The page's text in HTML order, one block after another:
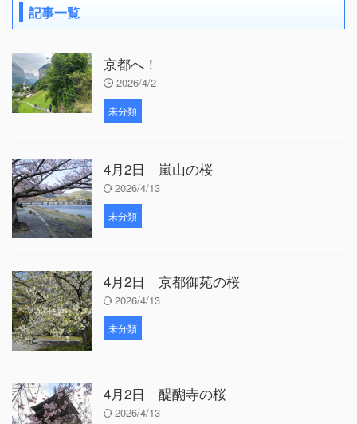
記事一覧
京都へ！
2026/4/2
未分類
4月2日 嵐山の桜
2026/4/13
未分類
4月2日 京都御苑の桜
2026/4/13
未分類
4月2日 醍醐寺の桜
2026/4/13